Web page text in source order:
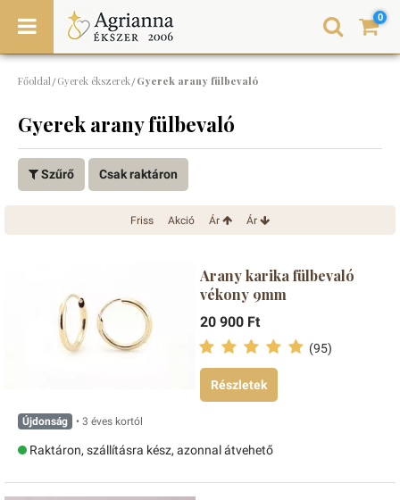
0
Főoldal/Gyerek ékszerek/Gyerek arany fülbevaló
Gyerek arany fülbevaló
Szűrő Csak raktáron
Friss Akció Ár Ár
Arany karika fülbevaló
vékony 9mm
20 900 Ft
(95)
Részletek
Újdonság • 3 éves kortól
Raktáron, szállításra kész, azonnal átvehető